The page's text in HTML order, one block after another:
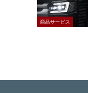
商品サービス